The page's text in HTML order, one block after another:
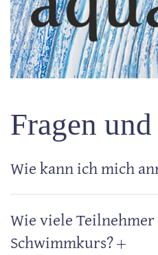
Fragen
Wie kann ich mich
Wie viele
Schwimmkurs?